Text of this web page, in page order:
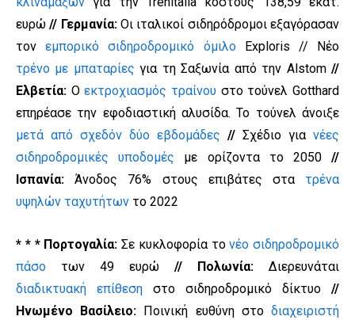
ευρώ // Γερμανία:Οι ιταλικοί σιδηρόδρομοι εξαγόρασαν
τονεμπορικό σιδηροδρομικό όμιλοExploris // Νέο
τρένο με μπαταρίες για τη Σαξωνία από την Alstom//
Ελβετία: Οεκτροχιασμός τραίνου στο τούνελ Gotthard
επηρέασε την εφοδιαστική αλυσίδα. Το τούνελ άνοιξε
μετά από σχεδόν δύο εβδομάδες // Σχέδιο για νέες
σιδηροδρομικές υποδομές με ορίζοντα το 2050//
Ισπανία: Άνοδος 76% στους επιβάτες στα τρένα
υψηλών ταχυτήτων το 2022
* * * Πορτογαλία: Σε κυκλοφορία τονέο σιδηροδρομικό
πάσο των 49 ευρώ // Πολωνία: Διερευνάται
διαδικτυακή επίθεση στο σιδηροδρομικό δίκτυο //
Ηνωμένο Βασίλειο: Ποινική ευθύνη στοδιαχειριστή